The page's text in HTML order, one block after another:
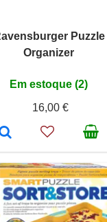
Puzzle
Organizer
Em estoque (2)
16,00 €